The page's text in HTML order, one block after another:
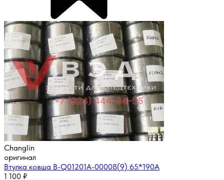
Changlin
оригинал
Втулка ковша B-Q01201A-00008(9) 65*190A
1 100 ₽